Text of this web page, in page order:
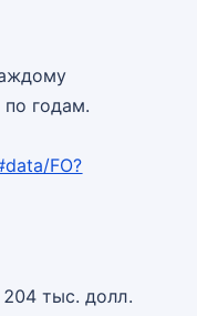
годам.
FO?
тыс. долл.